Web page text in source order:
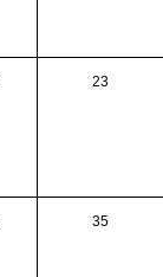
23
35